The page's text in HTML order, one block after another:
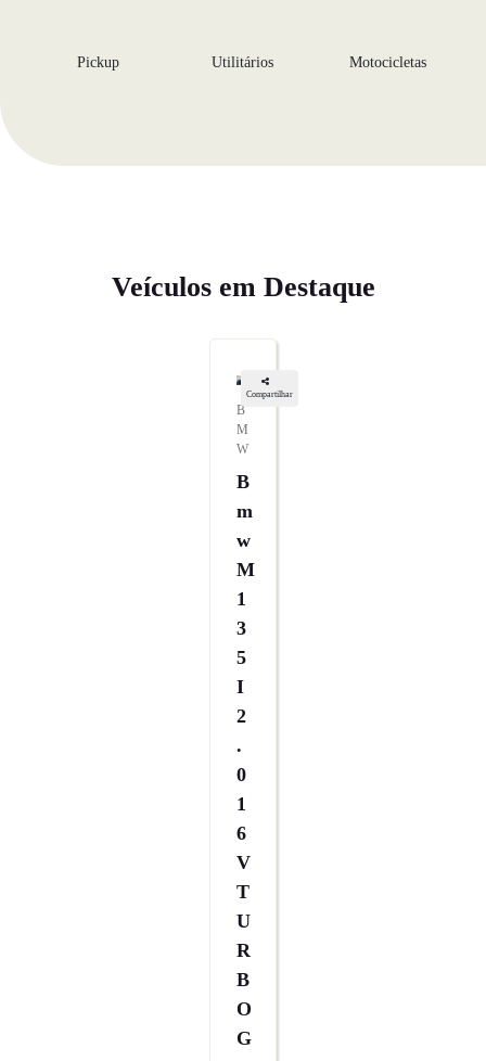
Pickup Utilitários Motocicletas
Veículos em Destaque
Compartilhar
B
M
W
B
M
W
M
1
3
5
I
2
.
0
1
6
V
T
U
R
B
O
G